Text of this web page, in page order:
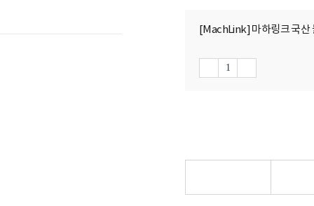
[MachLink] 마하링크 국산